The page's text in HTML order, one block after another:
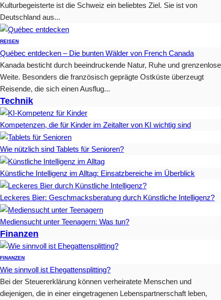
Kulturbegeisterte ist die Schweiz ein beliebtes Ziel. Sie ist von
Deutschland aus...
REISEN
Québec entdecken – Die bunten Wälder von French Canada
Kanada besticht durch beeindruckende Natur, Ruhe und grenzenlose
Weite. Besonders die französisch geprägte Ostküste überzeugt
Reisende, die sich einen Ausflug...
Technik
Kompetenzen, die für Kinder im Zeitalter von KI wichtig sind
Wie nützlich sind Tablets für Senioren?
Künstliche Intelligenz im Alltag: Einsatzbereiche im Überblick
Leckeres Bier: Geschmacksberatung durch Künstliche Intelligenz?
Mediensucht unter Teenagern: Was tun?
Finanzen
FINANZEN
Wie sinnvoll ist Ehegattensplitting?
Bei der Steuererklärung können verheiratete Menschen und
diejenigen, die in einer eingetragenen Lebenspartnerschaft leben,